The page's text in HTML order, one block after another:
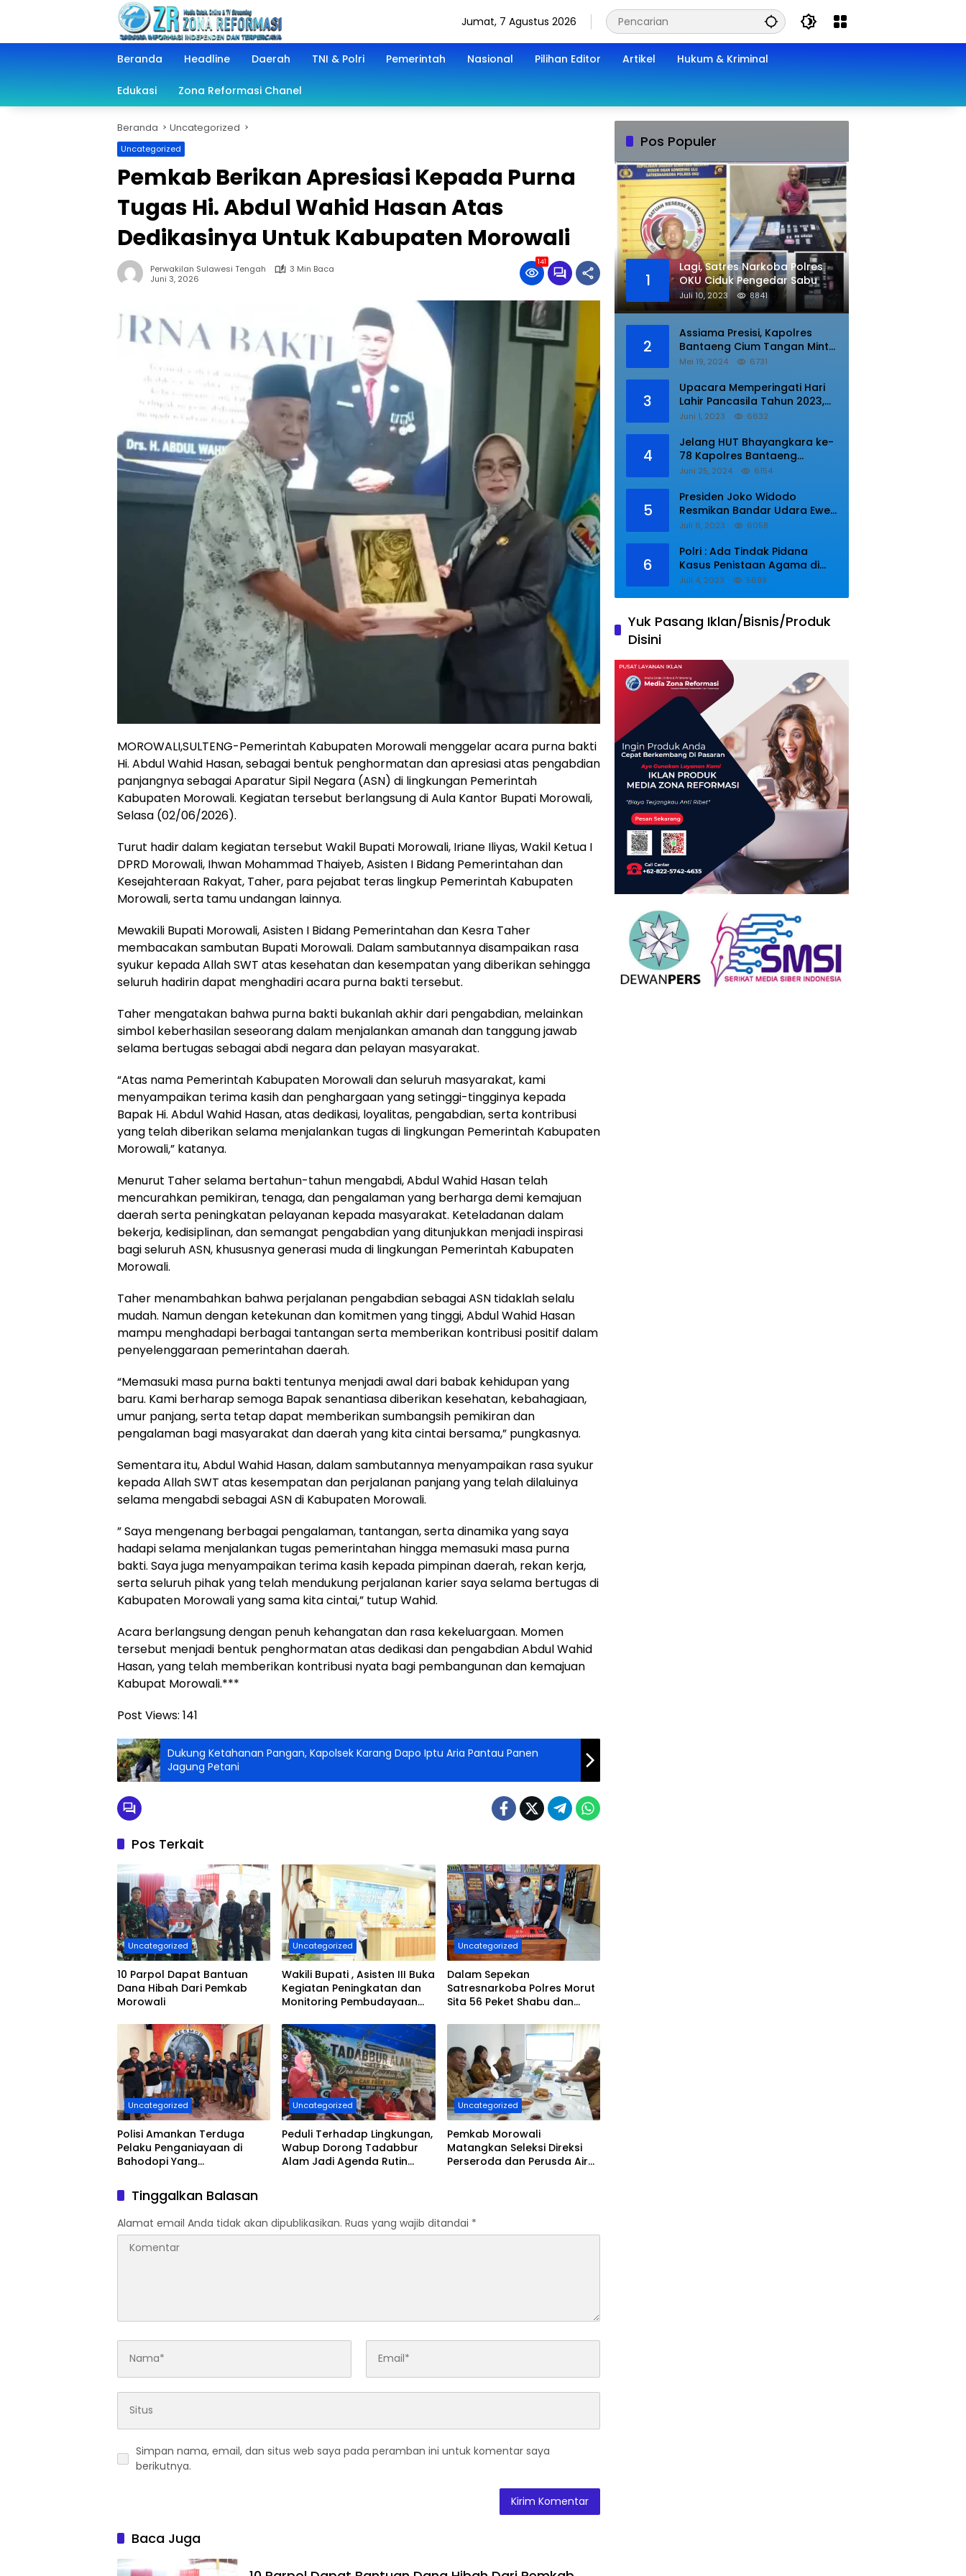
Jumat, 7 Agustus 2026
Beranda Headline Daerah TNI & Polri Pemerintah Nasional Pilihan Editor Artikel Hukum & Kriminal
Edukasi Zona Reformasi Chanel
Beranda Uncategorized
Uncategorized
Pemkab Berikan Apresiasi Kepada Purna
Tugas Hi. Abdul Wahid Hasan Atas
Dedikasinya Untuk Kabupaten Morowali
Perwakilan Sulawesi Tengah
3 Min Baca
Juni 3, 2026
141
MOROWALI,SULTENG-Pemerintah Kabupaten Morowali menggelar acara purna bakti
Hi. Abdul Wahid Hasan, sebagai bentuk penghormatan dan apresiasi atas pengabdian
panjangnya sebagai Aparatur Sipil Negara (ASN) di lingkungan Pemerintah
Kabupaten Morowali. Kegiatan tersebut berlangsung di Aula Kantor Bupati Morowali,
Selasa (02/06/2026).
Turut hadir dalam kegiatan tersebut Wakil Bupati Morowali, Iriane Iliyas, Wakil Ketua I
DPRD Morowali, Ihwan Mohammad Thaiyeb, Asisten I Bidang Pemerintahan dan
Kesejahteraan Rakyat, Taher, para pejabat teras lingkup Pemerintah Kabupaten
Morowali, serta tamu undangan lainnya.
Mewakili Bupati Morowali, Asisten I Bidang Pemerintahan dan Kesra Taher
membacakan sambutan Bupati Morowali. Dalam sambutannya disampaikan rasa
syukur kepada Allah SWT atas kesehatan dan kesempatan yang diberikan sehingga
seluruh hadirin dapat menghadiri acara purna bakti tersebut.
Taher mengatakan bahwa purna bakti bukanlah akhir dari pengabdian, melainkan
simbol keberhasilan seseorang dalam menjalankan amanah dan tanggung jawab
selama bertugas sebagai abdi negara dan pelayan masyarakat.
“Atas nama Pemerintah Kabupaten Morowali dan seluruh masyarakat, kami
menyampaikan terima kasih dan penghargaan yang setinggi-tingginya kepada
Bapak Hi. Abdul Wahid Hasan, atas dedikasi, loyalitas, pengabdian, serta kontribusi
yang telah diberikan selama menjalankan tugas di lingkungan Pemerintah Kabupaten
Morowali,” katanya.
Menurut Taher selama bertahun-tahun mengabdi, Abdul Wahid Hasan telah
mencurahkan pemikiran, tenaga, dan pengalaman yang berharga demi kemajuan
daerah serta peningkatan pelayanan kepada masyarakat. Keteladanan dalam
bekerja, kedisiplinan, dan semangat pengabdian yang ditunjukkan menjadi inspirasi
bagi seluruh ASN, khususnya generasi muda di lingkungan Pemerintah Kabupaten
Morowali.
Taher menambahkan bahwa perjalanan pengabdian sebagai ASN tidaklah selalu
mudah. Namun dengan ketekunan dan komitmen yang tinggi, Abdul Wahid Hasan
mampu menghadapi berbagai tantangan serta memberikan kontribusi positif dalam
penyelenggaraan pemerintahan daerah.
“Memasuki masa purna bakti tentunya menjadi awal dari babak kehidupan yang
baru. Kami berharap semoga Bapak senantiasa diberikan kesehatan, kebahagiaan,
umur panjang, serta tetap dapat memberikan sumbangsih pemikiran dan
pengalaman bagi masyarakat dan daerah yang kita cintai bersama,” pungkasnya.
Sementara itu, Abdul Wahid Hasan, dalam sambutannya menyampaikan rasa syukur
kepada Allah SWT atas kesempatan dan perjalanan panjang yang telah dilaluinya
selama mengabdi sebagai ASN di Kabupaten Morowali.
” Saya mengenang berbagai pengalaman, tantangan, serta dinamika yang saya
hadapi selama menjalankan tugas pemerintahan hingga memasuki masa purna
bakti. Saya juga menyampaikan terima kasih kepada pimpinan daerah, rekan kerja,
serta seluruh pihak yang telah mendukung perjalanan karier saya selama bertugas di
Kabupaten Morowali yang sama kita cintai,” tutup Wahid.
Acara berlangsung dengan penuh kehangatan dan rasa kekeluargaan. Momen
tersebut menjadi bentuk penghormatan atas dedikasi dan pengabdian Abdul Wahid
Hasan, yang telah memberikan kontribusi nyata bagi pembangunan dan kemajuan
Kabupat Morowali.***
Post Views: 141
Dukung Ketahanan Pangan, Kapolsek Karang Dapo Iptu Aria Pantau Panen
Jagung Petani
Pos Terkait
Uncategorized
10 Parpol Dapat Bantuan
Dana Hibah Dari Pemkab
Morowali
Uncategorized
Wakili Bupati , Asisten III Buka
Kegiatan Peningkatan dan
Monitoring Pembudayaan
Uncategorized
Dalam Sepekan
Satresnarkoba Polres Morut
Sita 56 Peket Shabu dan
Uncategorized
Polisi Amankan Terduga
Pelaku Penganiayaan di
Bahodopi Yang
Meninggal Dunia
Uncategorized
Peduli Terhadap Lingkungan,
Wabup Dorong Tadabbur
Alam Jadi Agenda Rutin
Uncategorized
Pemkab Morowali
Matangkan Seleksi Direksi
Perseroda dan Perusda Air
Tinggalkan Balasan
Alamat email Anda tidak akan dipublikasikan. Ruas yang wajib ditandai *
Simpan nama, email, dan situs web saya pada peramban ini untuk komentar saya
berikutnya.
Baca Juga
Pos Populer
1
Lagi, Satres Narkoba Polres
OKU Ciduk Pengedar Sabu
Juli 10, 2023 8841
2
Assiama Presisi, Kapolres
Bantaeng Cium Tangan Minta
di Doakan.
Mei 19, 2024 6731
3
Upacara Memperingati Hari
Lahir Pancasila Tahun 2023,
Wakapolres Lampung Utara
RI.
Juni 1, 2023 6632
4
Jelang HUT Bhayangkara ke-
78 Kapolres Bantaeng
Resmikan Sumur Bor di Desa
Juni 25, 2024 6154
5
Presiden Joko Widodo
Resmikan Bandar Udara Ewer
di Asmat
Juli 6, 2023 6058
6
Polri : Ada Tindak Pidana
Kasus Penistaan Agama di
Ponpes Al Zaytun
Juli 4, 2023 5699
Yuk Pasang Iklan/Bisnis/Produk
Disini